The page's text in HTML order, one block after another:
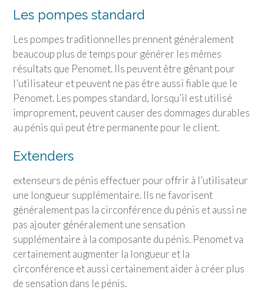
Les pompes standard
Les pompes traditionnelles prennent généralement
beaucoup plus de temps pour générer les mêmes
résultats que Penomet. Ils peuvent être gênant pour
l’utilisateur et peuvent ne pas être aussi fiable que le
Penomet. Les pompes standard, lorsqu’il est utilisé
improprement, peuvent causer des dommages durables
au pénis qui peut être permanente pour le client.
Extenders
extenseurs de pénis effectuer pour offrir à l’utilisateur
une longueur supplémentaire. Ils ne favorisent
généralement pas la circonférence du pénis et aussi ne
pas ajouter généralement une sensation
supplémentaire à la composante du pénis. Penomet va
certainement augmenter la longueur et la
circonférence et aussi certainement aider à créer plus
de sensation dans le pénis.